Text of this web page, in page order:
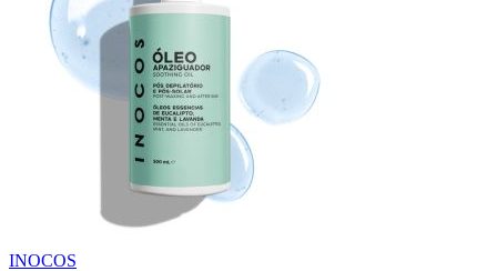
INOCOS